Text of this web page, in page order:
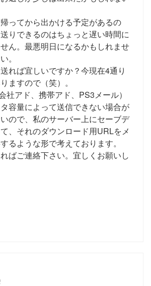
ってから出かける予定があるの
りできるのはちょっと遅い時間に
ん。最悪明日になるかもしれませ
。
れば宜しいですか？今現在4通り
ますので（笑）。
社アド、携帯アド、PS3メール）
容量によって送信できない場合が
ので、私のサーバー上にセーブデ
、それのダウンロード用URLをメ
るような形で考えております。
ばご連絡下さい。宜しくお願いし